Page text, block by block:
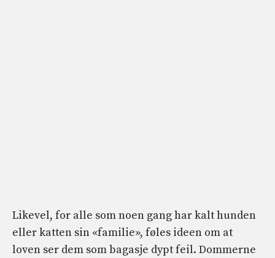
Likevel, for alle som noen gang har kalt hunden
eller katten sin «familie», føles ideen om at
loven ser dem som bagasje dypt feil. Dommerne